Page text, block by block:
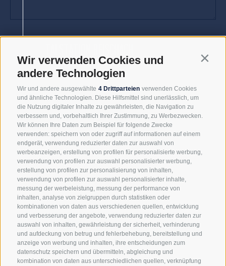
Wir verwenden Cookies und
andere Technologien
Wir und andere ausgewählte 4 Drittparteien verwenden Cookies
und ähnliche Technologien. Diese Hilfsmittel sind unerlässlich, um
die Nutzung digitaler Inhalte zu gewährleisten, die Navigation zu
verbessern und, vorbehaltlich Ihrer Zustimmung, zu Werbezwecken.
Wir können Ihre Daten zum Beispiel für folgende Zwecke
verwenden: speichern von oder zugriff auf informationen auf einem
endgerät, verwendung reduzierter daten zur auswahl von
werbeanzeigen, erstellung von profilen für personalisierte werbung,
verwendung von profilen zur auswahl personalisierter werbung,
erstellung von profilen zur personalisierung von inhalten,
verwendung von profilen zur auswahl personalisierter inhalte,
messung der werbeleistung, messung der performance von
inhalten, analyse von zielgruppen durch statistiken oder
kombinationen von daten aus verschiedenen quellen, entwicklung
und verbesserung der angebote, verwendung reduzierter daten zur
auswahl von inhalten, gewährleistung der sicherheit, verhinderung
und aufdeckung von betrug und fehlerbehebung, bereitstellung und
anzeige von werbung und inhalten, ihre entscheidungen zum
datenschutz speichern und übermitteln, abgleichung und
kombination von daten aus unterschiedlichen quellen, verknüpfung
verstanden und stimme der Verarbeitung meiner
personenbezogenen Daten durch den Verantwortlichen zu
Neuigkeiten und Angeboten zu erhalten, bestätige ich die
Datenschutzbestimmungen gelesen und verstanden zu haben
und stimme der Verarbeitung meiner personenbezogenen
Daten zu.
*= Pflichtfelder
Anfrage absenden